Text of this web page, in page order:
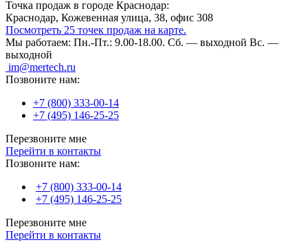
Точка продаж в городе Краснодар:
Краснодар, Кожевенная улица, 38, офис 308
Посмотреть 25 точек продаж на карте.
Мы работаем: Пн.-Пт.: 9.00-18.00. Сб. — выходной Вс. —
выходной
im@mertech.ru
Позвоните нам:
+7 (800) 333-00-14
+7 (495) 146-25-25
Перезвоните мне
Перейти в контакты
Позвоните нам:
+7 (800) 333-00-14
+7 (495) 146-25-25
Перезвоните мне
Перейти в контакты